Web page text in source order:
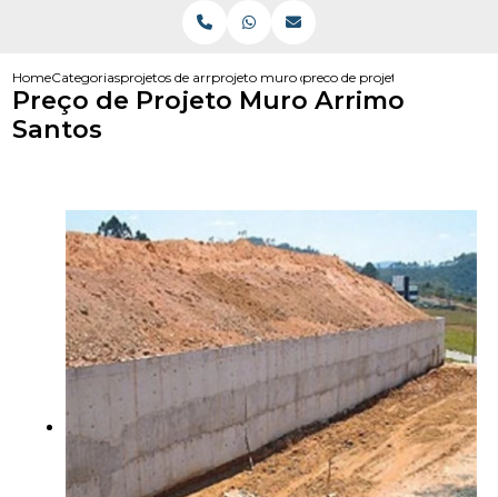
HomeCategoriasprojetos de arrimoprojeto muro de arrimo bloco de concreto
preco de projeto muro arrimo
Preço de Projeto Muro Arrimo
Santos